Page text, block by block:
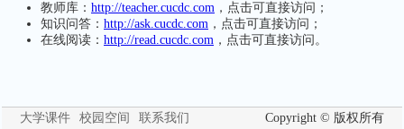
教师库： http://teacher.cucdc.com ，点击可直接访问；
知识问答： http://ask.cucdc.com ，点击可直接访问；
在线阅读： http://read.cucdc.com ，点击可直接访问。
大学课件 校园空间 联系我们 Copyright © 版权所有